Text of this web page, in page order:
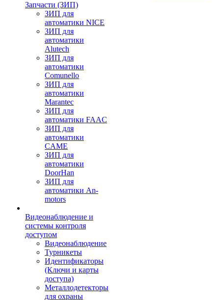
Запчасти (ЗИП)
ЗИП для
автоматики NICE
ЗИП для
автоматики
Alutech
ЗИП для
автоматики
Comunello
ЗИП для
автоматики
Marantec
ЗИП для
автоматики FAAC
ЗИП для
автоматики
CAME
ЗИП для
автоматики
DoorHan
ЗИП для
автоматики An-
motors
Видеонаблюдение и
системы контроля
доступом
Видеонаблюдение
Турникеты
Идентификаторы
(Ключи и карты
доступа)
Металлодетекторы
для охраны